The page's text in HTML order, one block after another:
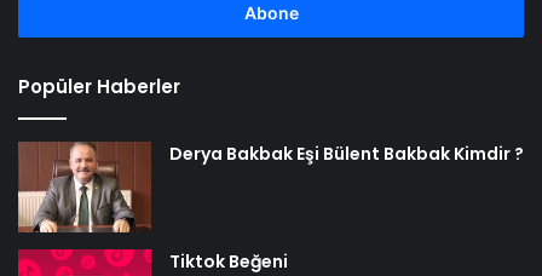
Popüler Haberler
Derya Bakbak Eşi Bülent Bakbak Kimdir ?
Tiktok Beğeni